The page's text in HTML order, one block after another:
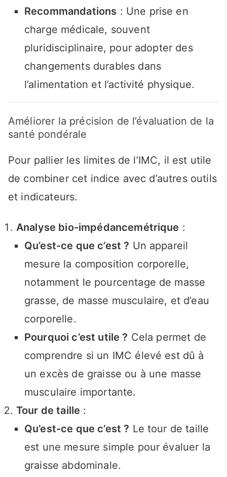
Recommandations : Une prise en
charge médicale, souvent
pluridisciplinaire, pour adopter des
changements durables dans
l’alimentation et l’activité physique.
Améliorer la précision de l’évaluation de la
santé pondérale
Pour pallier les limites de l’IMC, il est utile
de combiner cet indice avec d’autres outils
et indicateurs.
Analyse bio-impédancemétrique :
Qu’est-ce que c’est ? Un appareil
mesure la composition corporelle,
notamment le pourcentage de masse
grasse, de masse musculaire, et d’eau
corporelle.
Pourquoi c’est utile ? Cela permet de
comprendre si un IMC élevé est dû à
un excès de graisse ou à une masse
musculaire importante.
Tour de taille :
Qu’est-ce que c’est ? Le tour de taille
est une mesure simple pour évaluer la
graisse abdominale.